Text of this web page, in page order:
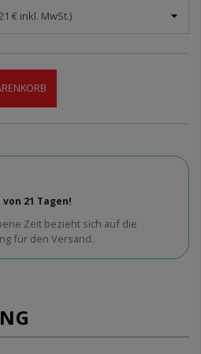
21 Tagen!
Zeit bezieht sich auf die
für den Versand.